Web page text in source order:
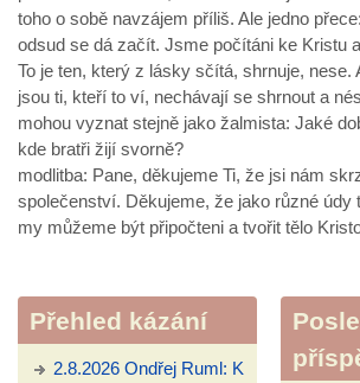
toho o sobě navzájem příliš. Ale jedno
odsud se dá začít. Jsme počítáni ke Kristu
To je ten, který z lásky sčítá, shrnuje, nese.
jsou ti, kteří to ví, nechávají se shrnout a
mohou vyznat stejně jako žalmista: Jaké
kde bratři žijí svorně?
modlitba: Pane, děkujeme Ti, že jsi nám
společenství. Děkujeme, že jako různé údy
my můžeme být připočteni a tvořit tělo
Přehled kázání
2.8.2026 Ondřej Ruml: K